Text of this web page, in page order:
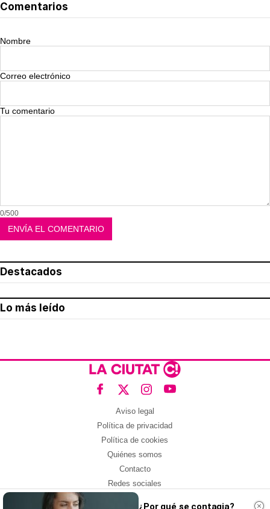
Comentarios
Nombre
Correo electrónico
Tu comentario
0/500
Destacados
Lo más leído
Aviso legal
Política de privacidad
Política de cookies
Quiénes somos
Contacto
Redes sociales
Con la colaboración de:¿Por qué se contagia?